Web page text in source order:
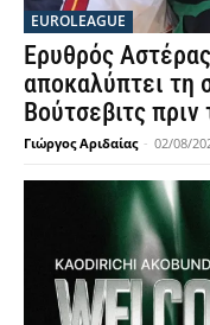
EUROLEAGUE
Ερυθρός
αποκαλύπτει τη
Βούτσεβιτς
Γιώργος Αριδαίας - 02/08/